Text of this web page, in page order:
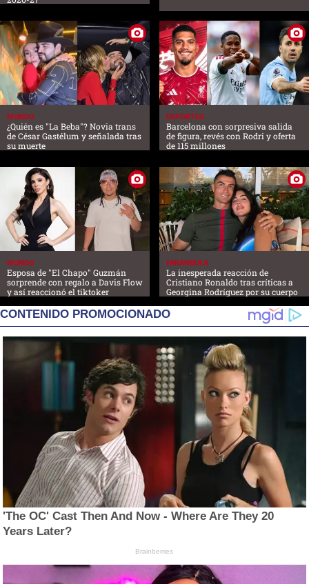
MUNDO
¿Quién es "La Beba"? Novia trans
de César Gastélum y señalada tras
su muerte
DEPORTES
Barcelona con sorpresiva salida
de figura, revés con Rodri y oferta
de 115 millones
MUNDO
Esposa de "El Chapo" Guzmán
sorprende con regalo a Davis Flow
y así reaccionó el tiktoker
FARANDULA
La inesperada reacción de
Cristiano Ronaldo tras críticas a
Georgina Rodríguez por su cuerpo
CONTENIDO PROMOCIONADO
'The OC' Cast Then And Now - Where Are They 20
Years Later?
Brainberries